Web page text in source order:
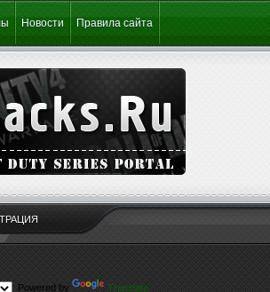
Новости Правила сайта
Powered by Translate